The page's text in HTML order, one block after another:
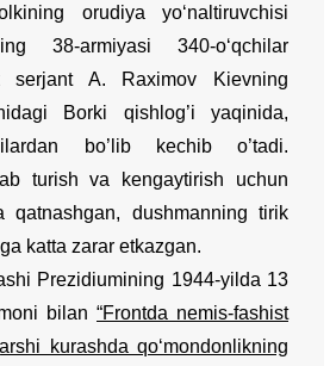
orudiya yo‘naltiruvchisi
38-armiyasi 340-o‘qchilar
serjant A. Raximov Kievning
Borki qishlog’i yaqinida,
bo’lib kechib o’tadi.
turish va kengaytirish uchun
qatnashgan, dushmanning tirik
katta zarar etkazgan.
Prezidiumining 1944-yilda 13
bilan “Frontda nemis-fashist
kurashda qo‘mondonlikning